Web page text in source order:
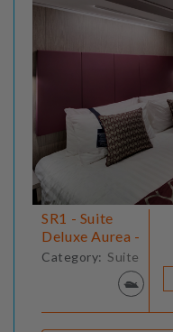
SR1 - Suite
Deluxe Aurea -
Category: Suite